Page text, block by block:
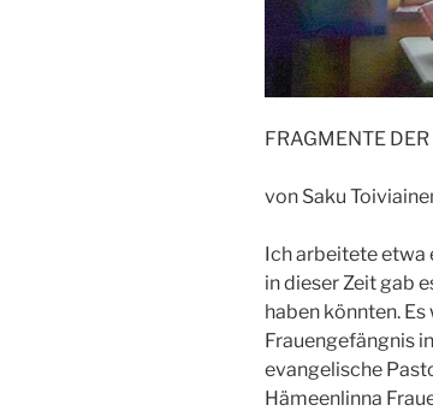
FRAGMENTE
von Saku
Ich arbeitete etwa
in dieser Zeit gab
haben könnten.
Frauengefängnis
evangelische
Hämeenlinna